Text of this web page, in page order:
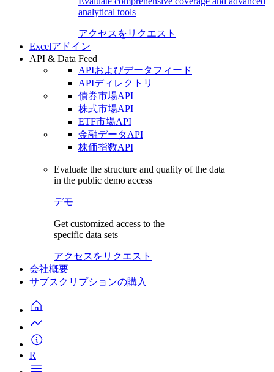
analytical tools
アクセスをリクエスト
Excelアドイン
API & Data Feed
APIおよびデータフィード
APIディレクトリ
債券市場API
株式市場API
ETF市場API
金融データAPI
株価指数API
Evaluate the structure and quality of the data
in the public demo access
デモ
Get customized access to the
specific data sets
アクセスをリクエスト
会社概要
サブスクリプションの購入
R